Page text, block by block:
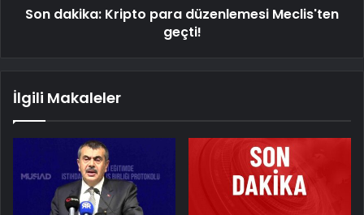
Son dakika: Kripto para düzenlemesi Meclis'ten
geçti!
İlgili Makaleler